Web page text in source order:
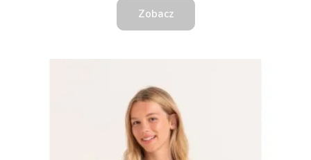
Zobacz